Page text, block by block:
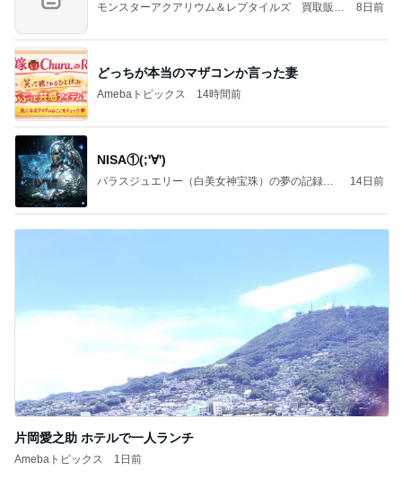
モンスターアクアリウム＆レプタイルズ 買取販売
8日前
どっちが本当のマザコンか言った妻
Amebaトピックス 14時間前
NISA①(;'∀')
パラスジュエリー（白美女神宝珠）の夢の記録
14日前
片岡愛之助 ホテルで一人ランチ
Amebaトピックス 1日前